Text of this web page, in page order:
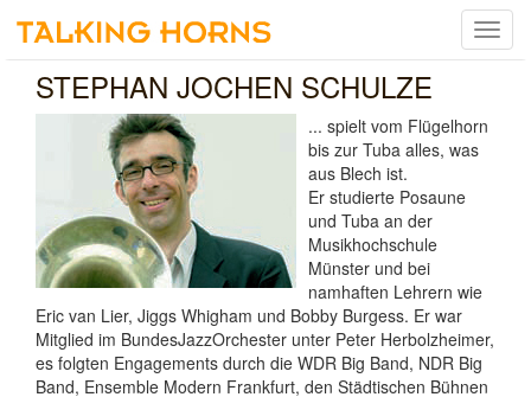
Menu
STEPHAN JOCHEN SCHULZE
... spielt vom Flügelhorn
bis zur Tuba alles, was
aus Blech ist.
Er studierte Posaune
und Tuba an der
Musikhochschule
Münster und bei
namhaften Lehrern wie
Eric van Lier, Jiggs Whigham und Bobby Burgess. Er war
Mitglied im BundesJazzOrchester unter Peter Herbolzheimer,
es folgten Engagements durch die WDR Big Band, NDR Big
Band, Ensemble Modern Frankfurt, den Städtischen Bühnen